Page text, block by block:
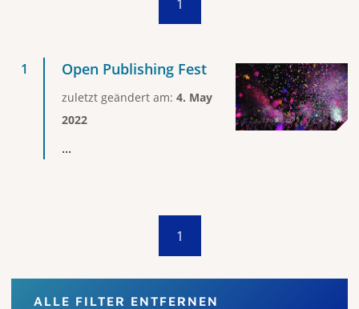
1
Open Publishing Fest
zuletzt geändert am: 4. May
2022
...
1
ALLE FILTER ENTFERNEN